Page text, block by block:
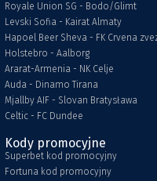
Royale Union SG - Bodo/Glimt
Levski Sofia - Kairat Almaty
Hapoel Beer Sheva - FK Crvena
Holstebro - Aalborg
Ararat-Armenia - NK Celje
Auda - Dinamo Tirana
Mjallby AIF - Slovan Bratysława
Celtic - FC Dundee
Kody promocyjne
Superbet kod promocyjny
Fortuna kod promocyjny